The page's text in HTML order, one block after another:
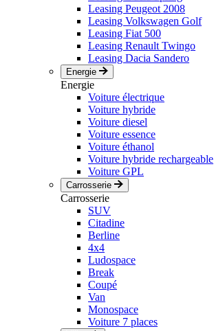
Leasing Peugeot 2008
Leasing Volkswagen Golf
Leasing Fiat 500
Leasing Renault Twingo
Leasing Dacia Sandero
Energie
Energie
Voiture électrique
Voiture hybride
Voiture diesel
Voiture essence
Voiture éthanol
Voiture hybride rechargeable
Voiture GPL
Carrosserie
Carrosserie
SUV
Citadine
Berline
4x4
Ludospace
Break
Coupé
Van
Monospace
Voiture 7 places